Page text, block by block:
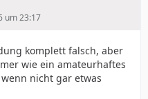
um 23:17
komplett falsch, aber
wie ein amateurhaftes
nicht gar etwas